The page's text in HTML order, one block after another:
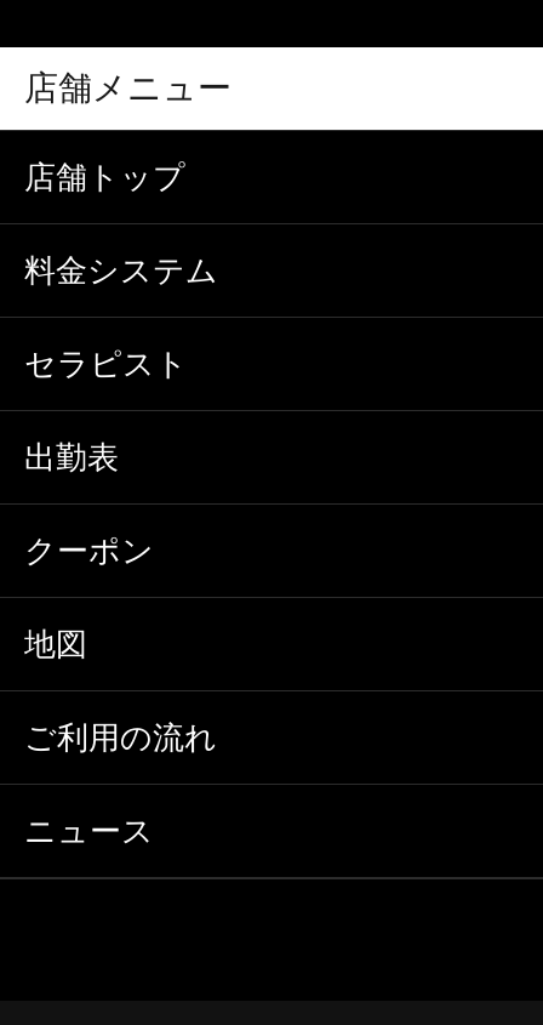
店舗メニュー
店舗トップ
料金システム
セラピスト
出勤表
クーポン
地図
ご利用の流れ
ニュース